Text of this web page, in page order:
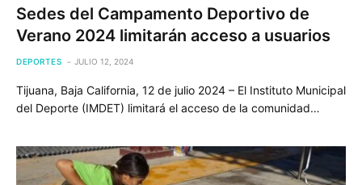
Sedes del Campamento Deportivo de
Verano 2024 limitarán acceso a usuarios
DEPORTES JULIO 12, 2024
Tijuana, Baja California, 12 de julio 2024 – El Instituto Municipal
del Deporte (IMDET) limitará el acceso de la comunidad…